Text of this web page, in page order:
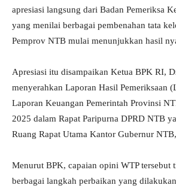
apresiasi langsung dari Badan Pemeriksa
yang menilai berbagai pembenahan tata
Pemprov NTB mulai menunjukkan hasil
Apresiasi itu disampaikan Ketua BPK RI,
menyerahkan Laporan Hasil Pemeriksaan
Laporan Keuangan Pemerintah Provinsi
2025 dalam Rapat Paripurna DPRD NTB
Ruang Rapat Utama Kantor Gubernur
Menurut BPK, capaian opini WTP tersebut
berbagai langkah perbaikan yang